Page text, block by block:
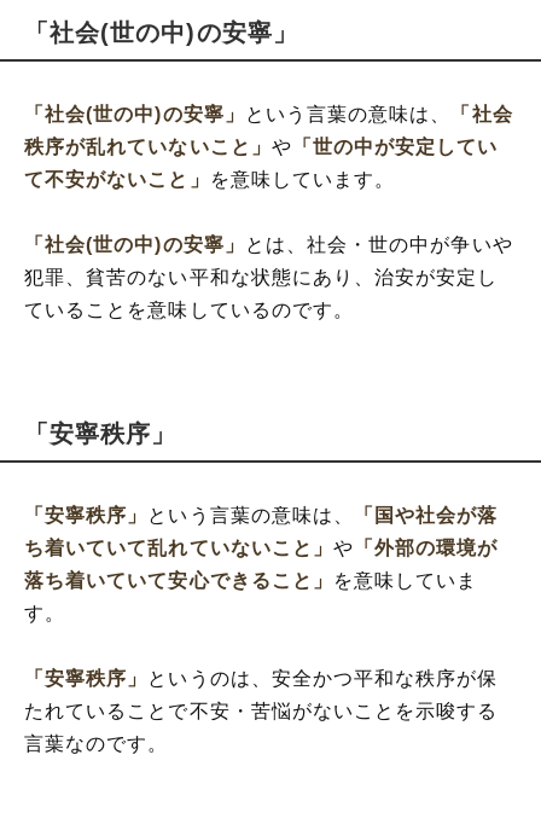
「社会(世の中)の安寧」
「社会(世の中)の安寧」 という言葉の意味は、
「社会
秩序が乱れていないこと」 や 「世の中が安定してい
て不安がないこと」
を意味しています。
「社会(世の中)の安寧」
とは、社会・世の中が争いや
犯罪、貧苦のない平和な状態にあり、治安が安定し
ていることを意味しているのです。
「安寧秩序」
「安寧秩序」 という言葉の意味は、
「国や社会が落
ち着いていて乱れていないこと」 や 「外部の環境が
落ち着いていて安心できること」
を意味していま
す。
「安寧秩序」 というのは、安全かつ平和な秩序が保
たれていることで不安・苦悩がないことを示唆する
言葉なのです。